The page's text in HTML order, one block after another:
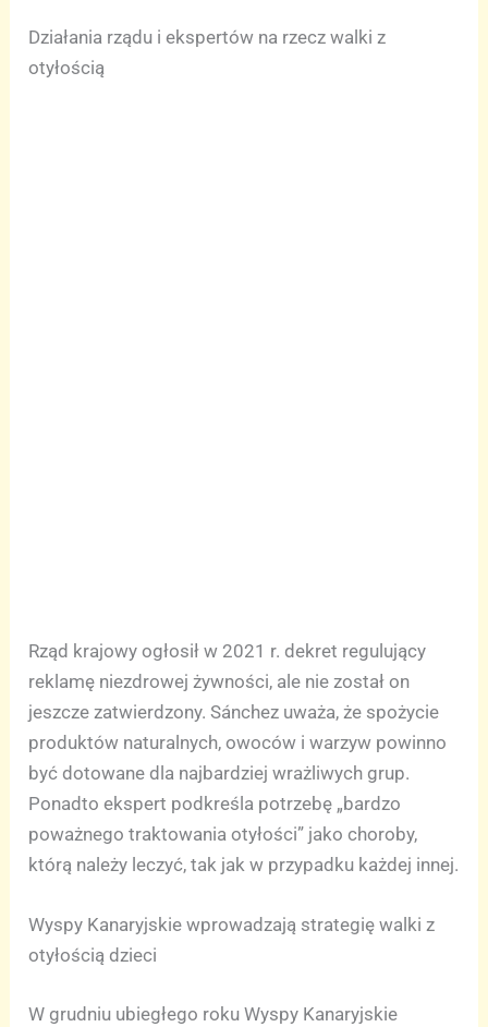
Działania rządu i ekspertów na rzecz walki z
otyłością
Rząd krajowy ogłosił w 2021 r. dekret regulujący
reklamę niezdrowej żywności, ale nie został on
jeszcze zatwierdzony. Sánchez uważa, że spożycie
produktów naturalnych, owoców i warzyw powinno
być dotowane dla najbardziej wrażliwych grup.
Ponadto ekspert podkreśla potrzebę „bardzo
poważnego traktowania otyłości” jako choroby,
którą należy leczyć, tak jak w przypadku każdej innej.
Wyspy Kanaryjskie wprowadzają strategię walki z
otyłością dzieci
W grudniu ubiegłego roku Wyspy Kanaryjskie